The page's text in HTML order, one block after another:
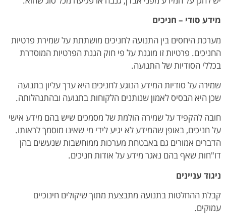
מידע סודי – חניכים
מערכת היחסים בין התנועה לחניכים מושתתת על שמירת פרטיות
החניכים. פרטיות זו מוגנת על פי חוק הגנת הפרטיות המוסדרת
בכללי הסודיות של התנועה.
שמירה על סודיות המידע הנוגע לחניכים היא ערך עליון בתנועה
שכן היא הבסיס לאמון שנותנים הלקוחות בתנועה ובהתנהלותה.
חובה להקפיד על שמירה הולמת של מסמכים שיש בהם מידע אישי
על חניכים, באופן שהמידע לא יגיע לידי מי שאינו מוסמך לראותו.
הדברים אמורים גם באבטחת מערכות ממוחשבות שנעשים בהן
דו"חות שאף בהם נאגר מידע על אודות חניכים.
ניגוד עניינים
קבלת ההחלטות בתנועה מתבצעת מתוך שיקולים חינוכיים
עמוקים.